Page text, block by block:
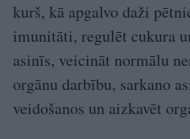
kurš, kā apgalvo daži
imunitāti, regulēt cukura
asinīs, veicināt normālu
orgānu darbību, sarkano
veidošanos un aizkavēt